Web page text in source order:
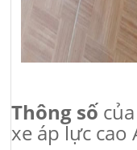
Thông số
xe áp lực cao